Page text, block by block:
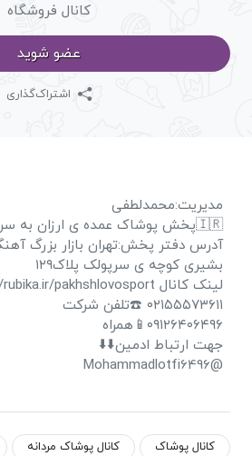
کانال فروشگاه
عضو شوید
اشتراک‌گذاری
مدیریت:محمدلطفی
🇮🇷پخش پوشاک عمده ی ارزان به سراسر کشور🇮🇷
آدرس دفتر پخش:تهران بازار بزرگ
بشیری کوچه ی سرپولک پلاک۱۲۹
لینک کانال http://rubika.ir/pakhshlovosport
۰۲۱۵۵۵۷۳۶۱۱ ☎️تلفن شرکت
۰۹۱۲۶۴۰۶۴۹۶📱همراه
جهت ارتباط ادمین⬇️⬇️
@Mohammadlotfi6496
کانال پوشاک کانال پوشاک مردانه